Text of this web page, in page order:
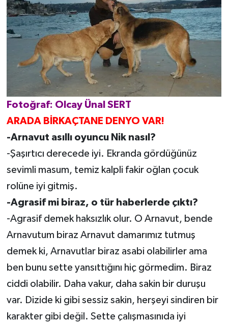
Fotoğraf: Olcay Ünal SERT
ARADA BİRKAÇTANE DENYO VAR!
-Arnavut asıllı oyuncu Nik nasıl?
-Şaşırtıcı derecede iyi. Ekranda gördüğünüz
sevimli masum, temiz kalpli fakir oğlan çocuk
rolüne iyi gitmiş.
-Agrasif mi biraz, o tür haberlerde çıktı?
-Agrasif demek haksızlık olur. O Arnavut, bende
Arnavutum biraz Arnavut damarımız tutmuş
demek ki, Arnavutlar biraz asabi olabilirler ama
ben bunu sette yansıttığını hiç görmedim. Biraz
ciddi olabilir. Daha vakur, daha sakin bir duruşu
var. Dizide ki gibi sessiz sakin, herşeyi sindiren bir
karakter gibi değil. Sette çalışmasınıda iyi